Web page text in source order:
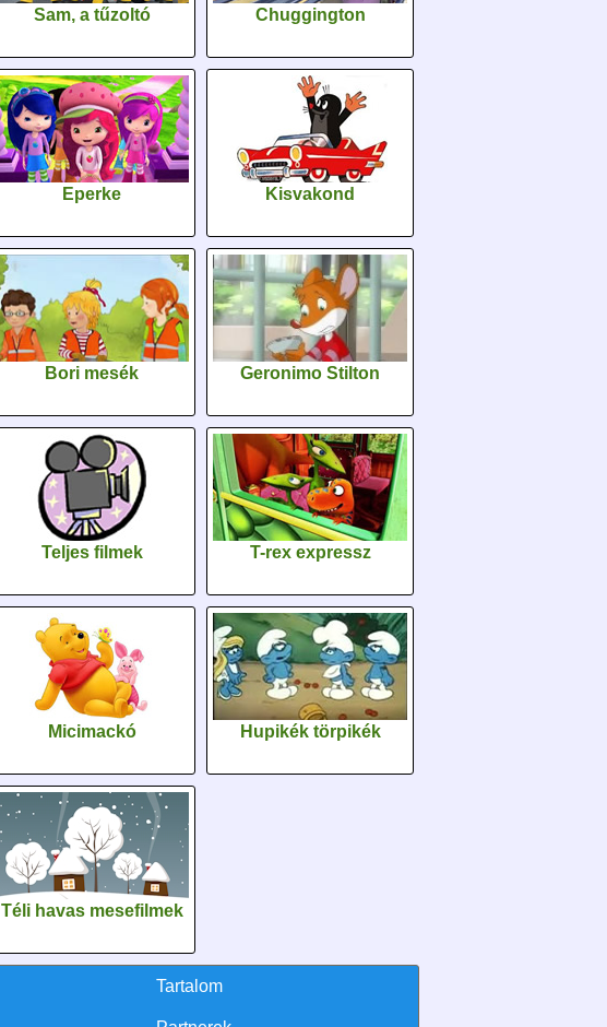
Sam, a tűzoltó Chuggington
Eperke Kisvakond
Bori mesék Geronimo Stilton
Teljes filmek T-rex expressz
Micimackó Hupikék törpikék
Téli havas mesefilmek
Tartalom